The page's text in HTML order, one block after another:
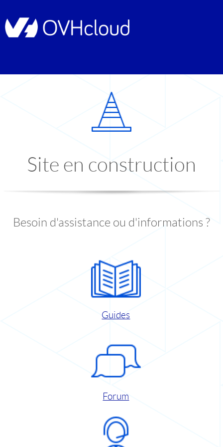
Site en construction
Besoin d'assistance ou d'informations ?
Guides
Forum